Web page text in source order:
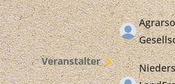
Veranstalter